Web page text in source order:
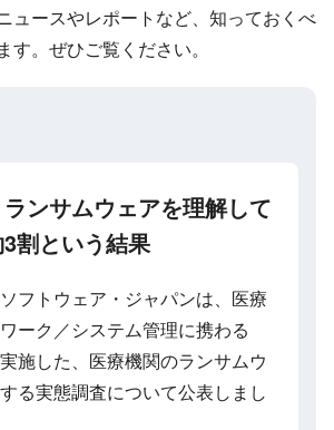
ュースやレポートなど、知っておくべ
す。ぜひご覧ください。
ンサムウェアを理解して
割という結果
フトウェア・ジャパンは、医療
ーク／システム管理に携わる
施した、医療機関のランサムウ
る実態調査について公表しまし